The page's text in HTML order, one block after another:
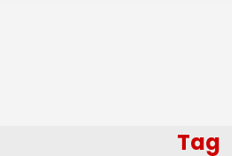
Tag